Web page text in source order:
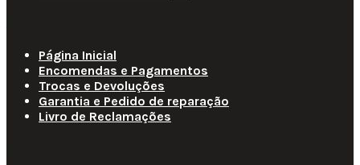
Página Inicial
Encomendas e Pagamentos
Trocas e Devoluções
Garantia e Pedido de reparação
Livro de Reclamações